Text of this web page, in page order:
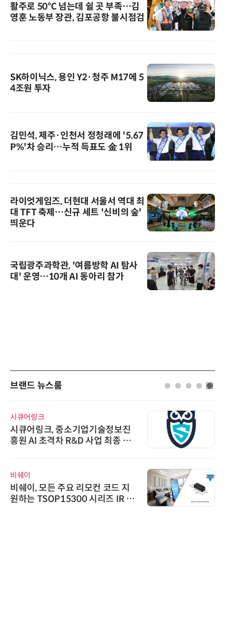
활주로 50℃ 넘는데 쉴 곳 부족…김
영훈 노동부 장관, 김포공항 불시점검
SK하이닉스, 용인 Y2·청주 M17에 5
4조원 투자
김민석, 제주·인천서 정청래에 '5.67
P%'차 승리…누적 득표도 金 1위
라이엇게임즈, 더현대 서울서 역대 최
대 TFT 축제…신규 세트 '신비의 숲'
띄운다
국립광주과학관, '여름방학 AI 탐사
대' 운영…10개 AI 동아리 참가
브랜드 뉴스룸
시큐어링크
시큐어링크, 중소기업기술정보진
흥원 AI 초격차 R&D 사업 최종 선
비쉐이
비쉐이, 모든 주요 리모컨 코드 지
원하는 TSOP15300 시리즈 IR 수